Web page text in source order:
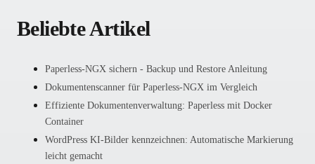
Beliebte Artikel
Paperless-NGX sichern - Backup und Restore Anleitung
Dokumentenscanner für Paperless-NGX im Vergleich
Effiziente Dokumentenverwaltung: Paperless mit Docker
Container
WordPress KI-Bilder kennzeichnen: Automatische Markierung
leicht gemacht